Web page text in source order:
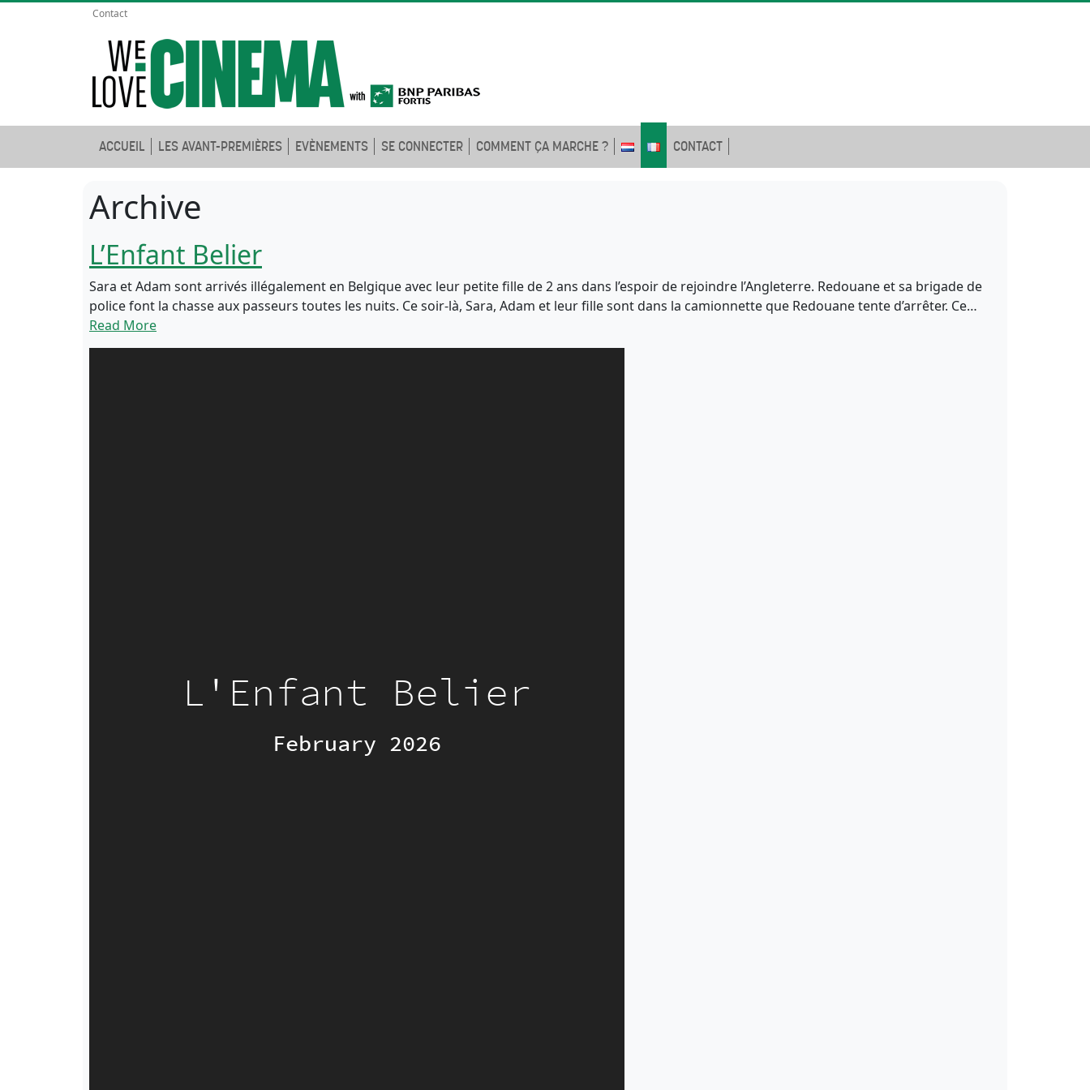
Contact
ACCUEIL LES AVANT-PREMIÈRES EVÈNEMENTS SE CONNECTER COMMENT ÇA MARCHE ? CONTACT
Archive
L’Enfant Belier
Sara et Adam sont arrivés illégalement en Belgique avec leur petite fille de 2 ans dans l’espoir de rejoindre l’Angleterre. Redouane et sa brigade de
police font la chasse aux passeurs toutes les nuits. Ce soir-là, Sara, Adam et leur fille sont dans la camionnette que Redouane tente d’arrêter. Ce…
Read More